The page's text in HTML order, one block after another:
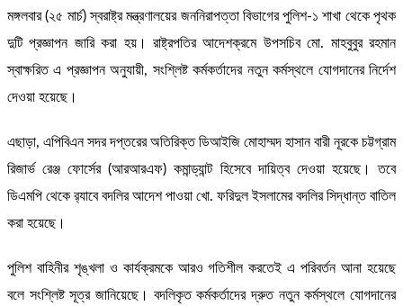
মঙ্গলবার (২৫ মার্চ) স্বরাষ্ট্র মন্ত্রণালয়ের জননিরাপত্তা বিভাগের পুলিশ-১ শাখা থেকে পৃথক
দুটি প্রজ্ঞাপন জারি করা হয়। রাষ্ট্রপতির আদেশক্রমে উপসচিব মো. মাহবুবুর রহমান
স্বাক্ষরিত এ প্রজ্ঞাপন অনুযায়ী, সংশ্লিষ্ট কর্মকর্তাদের নতুন কর্মস্থলে যোগদানের নির্দেশ
দেওয়া হয়েছে।
এছাড়া, এপিবিএন সদর দপ্তরের অতিরিক্ত ডিআইজি মোহাম্মদ হাসান বারী নূরকে চট্টগ্রাম
রিজার্ভ রেঞ্জ ফোর্সের (আরআরএফ) কমান্ড্যান্ট হিসেবে দায়িত্ব দেওয়া হয়েছে। তবে
ডিএমপি থেকে র‍্যাবে বদলির আদেশ পাওয়া খো. ফরিদুল ইসলামের বদলির সিদ্ধান্ত বাতিল
করা হয়েছে।
পুলিশ বাহিনীর শৃঙ্খলা ও কার্যক্রমকে আরও গতিশীল করতেই এ পরিবর্তন আনা হয়েছে
বলে সংশ্লিষ্ট সূত্র জানিয়েছে। বদলিকৃত কর্মকর্তাদের দ্রুত নতুন কর্মস্থলে যোগদানের